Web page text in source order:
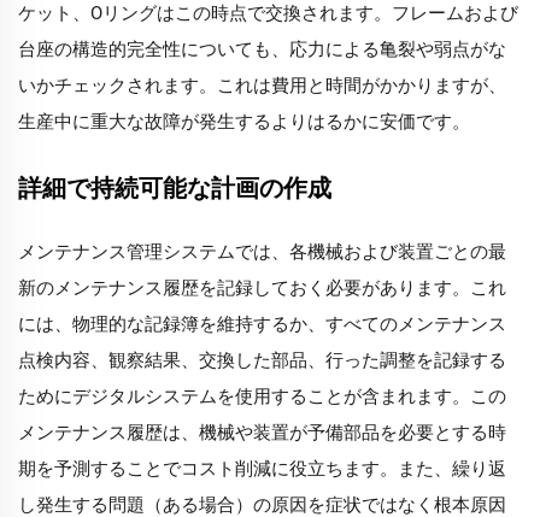
ケット、Oリングはこの時点で交換されます。フレームおよび
台座の構造的完全性についても、応力による亀裂や弱点がな
いかチェックされます。これは費用と時間がかかりますが、
生産中に重大な故障が発生するよりはるかに安価です。
詳細で持続可能な計画の作成
メンテナンス管理システムでは、各機械および装置ごとの最
新のメンテナンス履歴を記録しておく必要があります。これ
には、物理的な記録簿を維持するか、すべてのメンテナンス
点検内容、観察結果、交換した部品、行った調整を記録する
ためにデジタルシステムを使用することが含まれます。この
メンテナンス履歴は、機械や装置が予備部品を必要とする時
期を予測することでコスト削減に役立ちます。また、繰り返
し発生する問題（ある場合）の原因を症状ではなく根本原因